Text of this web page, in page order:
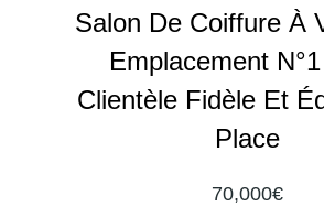
Salon De Coiffure À
Emplacement
Clientèle Fidèle Et
Place
70,000€